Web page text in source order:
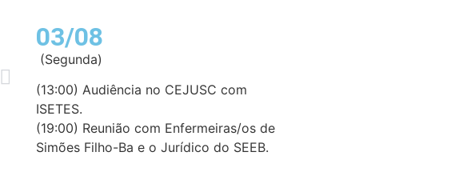
03/08
(Segunda)
(13:00) Audiência no CEJUSC com
ISETES.
(19:00) Reunião com Enfermeiras/os de
Simões Filho-Ba e o Jurídico do SEEB.